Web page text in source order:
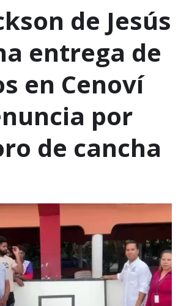
de Jesús
entrega de
en Cenoví
por
de cancha